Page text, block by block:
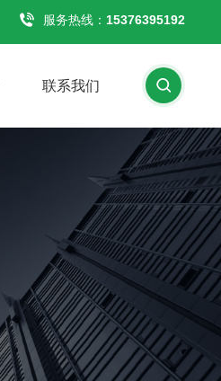
服务热线： 15376395192
联系我们